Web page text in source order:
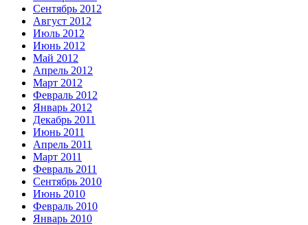
Сентябрь 2012
Август 2012
Июль 2012
Июнь 2012
Май 2012
Апрель 2012
Март 2012
Февраль 2012
Январь 2012
Декабрь 2011
Июнь 2011
Апрель 2011
Март 2011
Февраль 2011
Сентябрь 2010
Июнь 2010
Февраль 2010
Январь 2010